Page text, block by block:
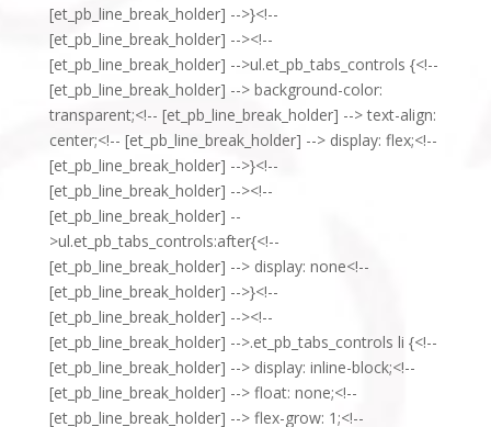
[et_pb_line_break_holder] -->}<!--
[et_pb_line_break_holder] --><!--
[et_pb_line_break_holder] -->ul.et_pb_tabs_controls {<!--
[et_pb_line_break_holder] --> background-color:
transparent;<!-- [et_pb_line_break_holder] --> text-align:
center;<!-- [et_pb_line_break_holder] --> display: flex;<!--
[et_pb_line_break_holder] -->}<!--
[et_pb_line_break_holder] --><!--
[et_pb_line_break_holder] --
>ul.et_pb_tabs_controls:after{<!--
[et_pb_line_break_holder] --> display: none<!--
[et_pb_line_break_holder] -->}<!--
[et_pb_line_break_holder] --><!--
[et_pb_line_break_holder] -->.et_pb_tabs_controls li {<!--
[et_pb_line_break_holder] --> display: inline-block;<!--
[et_pb_line_break_holder] --> float: none;<!--
[et_pb_line_break_holder] --> flex-grow: 1;<!--